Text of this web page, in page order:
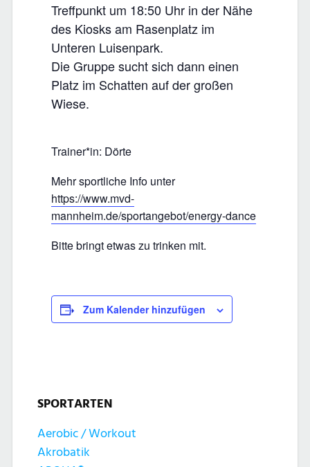
Treffpunkt um 18:50 Uhr in der Nähe
des Kiosks am Rasenplatz im
Unteren Luisenpark.
Die Gruppe sucht sich dann einen
Platz im Schatten auf der großen
Wiese.
Trainer*in: Dörte
Mehr sportliche Info unter
https://www.mvd-
mannheim.de/sportangebot/energy-dance
Bitte bringt etwas zu trinken mit.
Zum Kalender hinzufügen
SPORTARTEN
Aerobic / Workout
Akrobatik